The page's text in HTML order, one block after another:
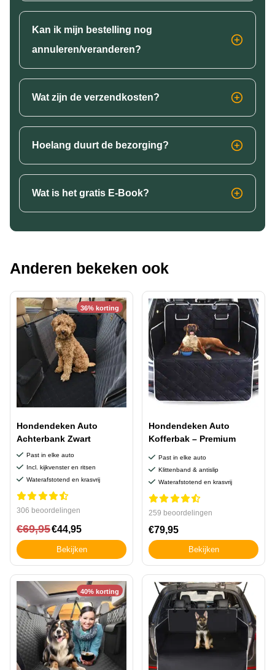
Kan ik mijn bestelling nog
annuleren/veranderen?
Wat zijn de verzendkosten?
Hoelang duurt de bezorging?
Wat is het gratis E-Book?
Anderen bekeken ook
36% korting
Hondendeken Auto
Achterbank Zwart
Past in elke auto
Incl. kijkvenster en ritsen
Waterafstotend en krasvrij
306 beoordelingen
€69,95€44,95
Bekijken
Hondendeken Auto
Kofferbak – Premium
Past in elke auto
Klittenband & antislip
Waterafstotend en krasvrij
259 beoordelingen
€79,95
Bekijken
40% korting